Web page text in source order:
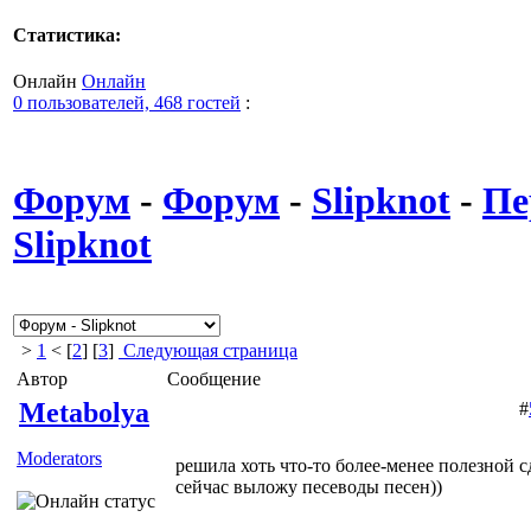
Статистика:
Онлайн Онлайн
0 пользователей, 468 гостей :
Форум - Форум - Slipknot -
Slipknot
> 1 < [2] [3] Следующая страница
Автор
Сообщение
Metabolya
Moderators
#
решила хоть что-то более-менее полезной
сейчас выложу песеводы песен))